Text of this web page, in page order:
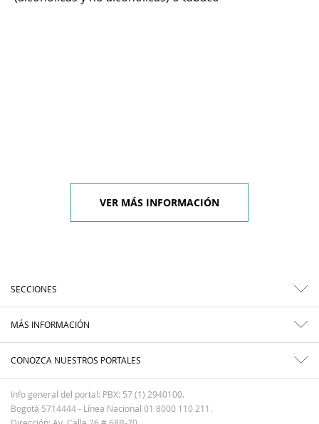
VER MÁS INFORMACIÓN
SECCIONES
MÁS INFORMACIÓN
CONOZCA NUESTROS PORTALES
Info general del portal: PBX: 57 (1) 2940100.
Bogotá 5714444 - Línea Nacional 01 8000 110 211.